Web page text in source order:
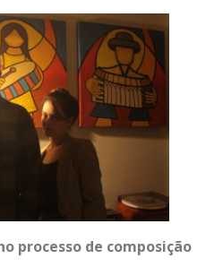
processo de composição